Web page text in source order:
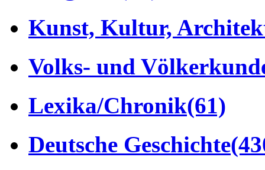
Kunst, Kultur,
Volks- und
Lexika/Chronik(61)
Deutsche Geschichte